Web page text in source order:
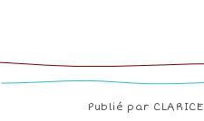
Publié par CLARICE